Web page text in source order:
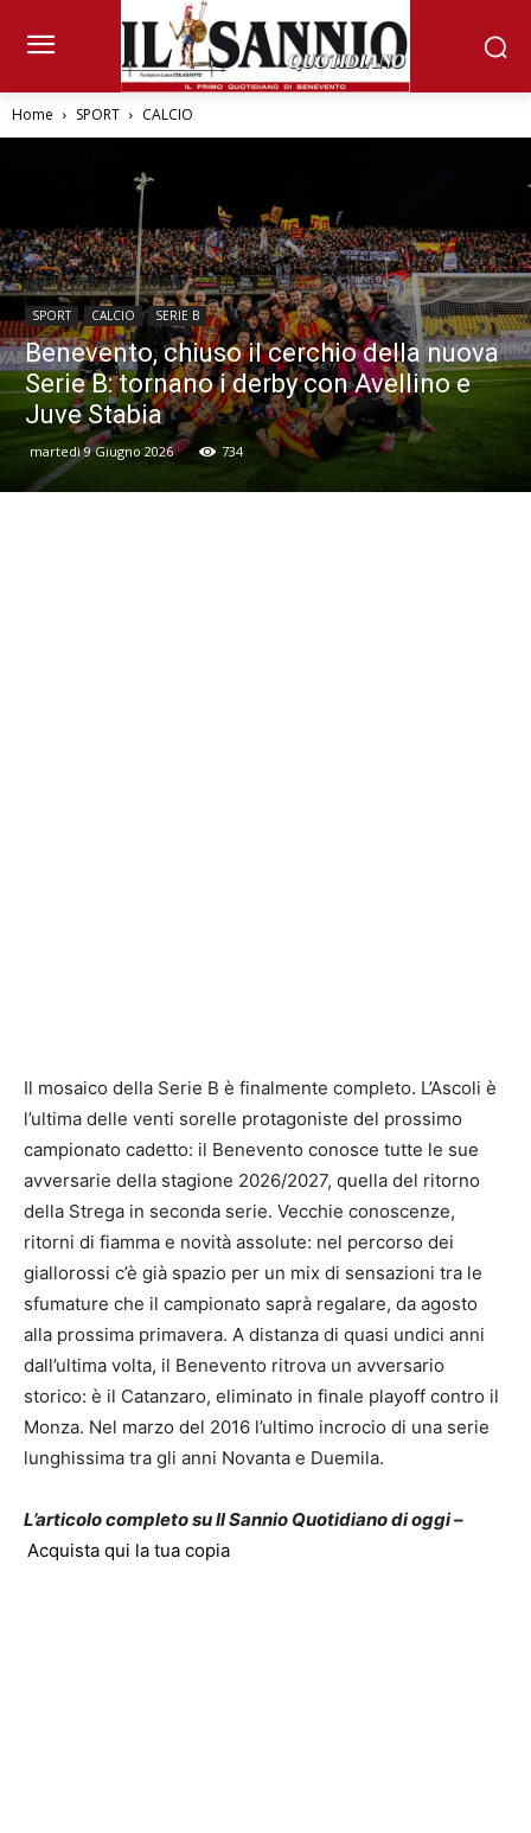
Home SPORT CALCIO
SPORT CALCIO SERIE B
Benevento, chiuso il cerchio della nuova
Serie B: tornano i derby con Avellino e
Juve Stabia
martedì 9 Giugno 2026 734
Il mosaico della Serie B è finalmente completo. L’Ascoli è
l’ultima delle venti sorelle protagoniste del prossimo
campionato cadetto: il Benevento conosce tutte le sue
avversarie della stagione 2026/2027, quella del ritorno
della Strega in seconda serie. Vecchie conoscenze,
ritorni di fiamma e novità assolute: nel percorso dei
giallorossi c’è già spazio per un mix di sensazioni tra le
sfumature che il campionato saprà regalare, da agosto
alla prossima primavera. A distanza di quasi undici anni
dall’ultima volta, il Benevento ritrova un avversario
storico: è il Catanzaro, eliminato in finale playoff contro il
Monza. Nel marzo del 2016 l’ultimo incrocio di una serie
lunghissima tra gli anni Novanta e Duemila.
L’articolo completo su Il Sannio Quotidiano di oggi –
Acquista qui la tua copia